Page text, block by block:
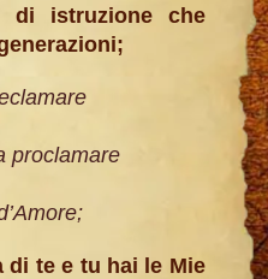
di istruzione che
proclamare
di te e tu hai le Mie